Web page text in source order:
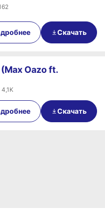
Скачать
Oazo ft.
4,1K
Скачать